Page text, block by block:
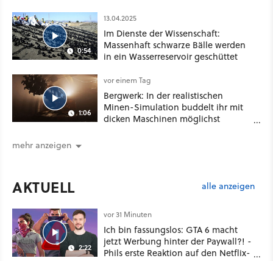
0:54
13.04.2025
Im Dienste der Wissenschaft:
Massenhaft schwarze Bälle werden
in ein Wasserreservoir geschüttet
1:06
vor einem Tag
Bergwerk: In der realistischen
Minen-Simulation buddelt ihr mit
dicken Maschinen möglichst
mehr anzeigen
AKTUELL alle anzeigen
2:22
vor 31 Minuten
Ich bin fassungslos: GTA 6 macht
jetzt Werbung hinter der Paywall?! -
Phils erste Reaktion auf den Netflix-